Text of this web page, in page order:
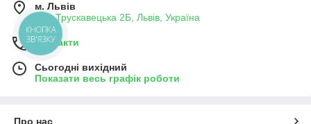
м. Львів
вул. Трускавецька 2Б, Львів, Україна
Контакти
Сьогодні вихідний
Показати весь графік роботи
Про нас
КНОПКА
ЗВ'ЯЗКУ